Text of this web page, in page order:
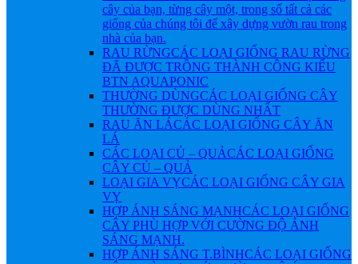
cây của bạn, từng cây một, trong số tất cả các
giống của chúng tôi để xây dựng vườn rau trong
nhà của bạn.
RAU RỪNGCÁC LOẠI GIỐNG RAU RỪNG
ĐÃ ĐƯỢC TRỒNG THÀNH CÔNG KIỂU
BTN AQUAPONIC
THƯỜNG DÙNGCÁC LOẠI GIỐNG CÂY
THƯỜNG ĐƯỢC DÙNG NHẤT
RAU ĂN LÁCÁC LOẠI GIỐNG CÂY ĂN
LÁ
CÁC LOẠI CỦ – QUẢCÁC LOẠI GIỐNG
CÂY CỦ – QUẢ
LOẠI GIA VỴCÁC LOẠI GIỐNG CÂY GIA
VỴ
HỢP ÁNH SÁNG MẠNHCÁC LOẠI GIỐNG
CÂY PHÙ HỢP VỚI CƯỜNG ĐỘ ÁNH
SÁNG MẠNH.
HỢP ÁNH SÁNG T.BÌNHCÁC LOẠI GIỐNG